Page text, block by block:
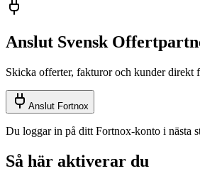
Anslut Svensk
Skicka offerter, fakturor och kunder direkt
Anslut Fortnox
Du loggar in på ditt Fortnox-konto i nästa
Så här aktiverar du